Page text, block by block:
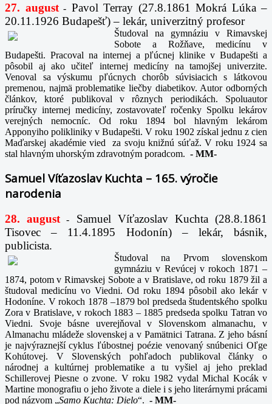
27. august- Pavol Terray (27.8.1861 Mokrá Lúka –
20.11.1926 Budapešť) – lekár, univerzitný profesor
Študoval na gymnáziu v Rimavskej
Sobote a Rožňave, medicínu v
Budapešti. Pracoval na internej a pľúcnej klinike v Budapešti a
pôsobil aj ako učiteľ internej medicíny na tamojšej univerzite.
Venoval sa výskumu pľúcnych chorôb súvisiacich s látkovou
premenou, najmä problematike liečby diabetikov. Autor odborných
článkov, ktoré publikoval v rôznych periodikách. Spoluautor
príručky internej medicíny, zostavovateľ ročenky Spolku lekárov
verejných nemocníc. Od roku 1894 bol hlavným lekárom
Apponyiho polikliniky v Budapešti. V roku 1902 získal jednu z cien
Maďarskej akadémie vied za svoju knižnú súťaž. V roku 1924 sa
stal hlavným uhorským zdravotným poradcom. - MM-
Samuel Víťazoslav Kuchta – 165. výročie
narodenia
28. august -
Samuel Víťazoslav Kuchta (28.8.1861
Tisovec – 11.4.1895 Hodonín) – lekár, básnik,
publicista.
Študoval na Prvom slovenskom
gymnáziu v Revúcej v rokoch 1871 –
1874, potom v Rimavskej Sobote a v Bratislave, od roku 1879 žil a
študoval medicínu vo Viedni. Od roku 1894 pôsobil ako lekár v
Hodoníne. V rokoch 1878 –1879 bol predseda študentského spolku
Zora v Bratislave, v rokoch 1883 – 1885 predseda spolku Tatran vo
Viedni. Svoje básne uverejňoval v Slovenskom almanachu, v
Almanachu mládeže slovenskej a v Pamätnici Tatrana. Z jeho básní
je najvýraznejší cyklus ľúbostnej poézie venovaný snúbenici Oľge
Kohútovej. V Slovenských pohľadoch publikoval články o
národnej a kultúrnej problematike a tu vyšiel aj jeho preklad
Schillerovej Piesne o zvone. V roku 1982 vydal Michal Kocák v
Martine monografiu o jeho živote a diele i s jeho literárnymi prácami
pod názvom „Samo Kuchta: Dielo“. - MM-